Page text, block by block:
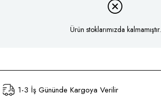
Ürün stoklarımızda kalmamıştır.
1-3 İş Gününde Kargoya Verilir